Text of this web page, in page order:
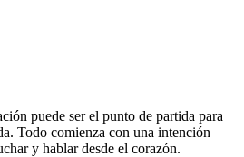
puede ser el punto de partida para
Todo comienza con una intención
y hablar desde el corazón.